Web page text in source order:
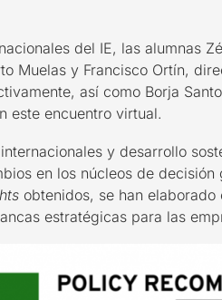
del IE, las alumnas
Muelas y Francisco Ortín,
así como Borja
este encuentro virtual.
y desarrollo
en los núcleos de
obtenidos, se han elaborado
estratégicas para las